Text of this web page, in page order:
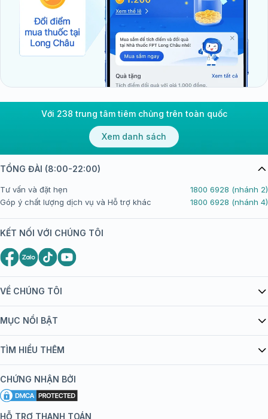
Với 238 trung tâm tiêm chủng trên toàn quốc
Xem danh sách
VỀ CHÚNG TÔI
Giới thiệu Tiêm Chủng FPT Long Châu
bán hàng
Chính sách nội dung
Chính sách bảo mật
MỤC NỔI BẬT
Danh mục vắc xin
Đội ngũ bác sĩ, chuyên gia
Hệ thống trung tâm tiêm chủng
TÌM HIỂU THÊM
Khuyến mãi
Tôi nên tiêm gì?
CHỨNG NHẬN BỞI
HỖ TRỢ THANH TOÁN
TỔNG ĐÀI (8:00-22:00)
Tư vấn và đặt hẹn
1800 6928 (nhánh 2)
Góp ý chất lượng dịch vụ và Hỗ trợ khác
1800 6928 (nhánh 4)
KẾT NỐI VỚI CHÚNG TÔI